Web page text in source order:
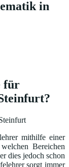
in
für
mithilfe einer
Bereichen
dies jedoch schon
sorgt immer